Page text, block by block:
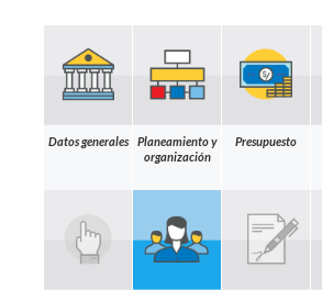
Datos generales
Planeamiento y
organización
Presupuesto